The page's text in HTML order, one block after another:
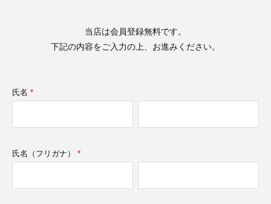
当店は会員登録無料です。
下記の内容をご入力の上、お進みください。
氏名
(必
氏名（フリガナ）
(必